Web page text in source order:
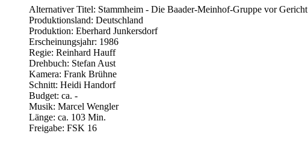
Alternativer Titel: Stammheim - Die Baader-Meinhof-Gruppe vor Gericht
Produktionsland: Deutschland
Produktion: Eberhard Junkersdorf
Erscheinungsjahr: 1986
Regie: Reinhard Hauff
Drehbuch: Stefan Aust
Kamera: Frank Brühne
Schnitt: Heidi Handorf
Budget: ca. -
Musik: Marcel Wengler
Länge: ca. 103 Min.
Freigabe: FSK 16